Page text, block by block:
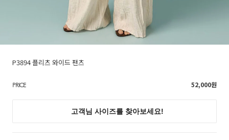
P3894 플리츠 와이드 팬츠
PRICE 52,000원